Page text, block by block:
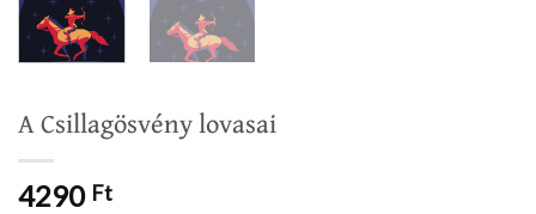
A Csillagösvény lovasai
4290 Ft